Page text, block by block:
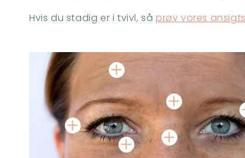
Hvis du stadig er i tvivl, så prøv vores